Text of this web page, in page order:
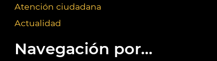
Atención ciudadana
Actualidad
Navegación por...